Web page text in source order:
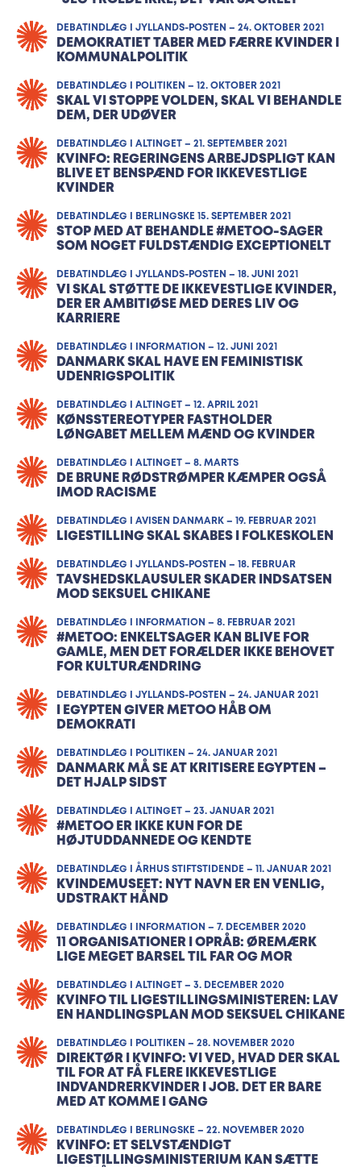
DEBATINDLÆG I JYLLANDS-POSTEN – 24. OKTOBER 2021
DEMOKRATIET TABER MED FÆRRE KVINDER I
KOMMUNALPOLITIK
DEBATINDLÆG I POLITIKEN – 12. OKTOBER 2021
SKAL VI STOPPE VOLDEN, SKAL VI BEHANDLE
DEM, DER UDØVER
DEBATINDLÆG I ALTINGET – 21. SEPTEMBER 2021
KVINFO: REGERINGENS ARBEJDSPLIGT KAN
BLIVE ET BENSPÆND FOR IKKEVESTLIGE
KVINDER
DEBATINDLÆG I BERLINGSKE 15. SEPTEMBER 2021
STOP MED AT BEHANDLE #METOO-SAGER
SOM NOGET FULDSTÆNDIG EXCEPTIONELT
DEBATINDLÆG I JYLLANDS-POSTEN – 18. JUNI 2021
VI SKAL STØTTE DE IKKEVESTLIGE KVINDER,
DER ER AMBITIØSE MED DERES LIV OG
KARRIERE
DEBATINDLÆG I INFORMATION – 12. JUNI 2021
DANMARK SKAL HAVE EN FEMINISTISK
UDENRIGSPOLITIK
DEBATINDLÆG I ALTINGET – 12. APRIL 2021
KØNSSTEREOTYPER FASTHOLDER
LØNGABET MELLEM MÆND OG KVINDER
DEBATINDLÆG I ALTINGET – 8. MARTS
DE BRUNE RØDSTRØMPER KÆMPER OGSÅ
IMOD RACISME
DEBATINDLÆG I AVISEN DANMARK – 19. FEBRUAR 2021
LIGESTILLING SKAL SKABES I FOLKESKOLEN
DEBATINDLÆG I JYLLANDS-POSTEN – 18. FEBRUAR
TAVSHEDSKLAUSULER SKADER INDSATSEN
MOD SEKSUEL CHIKANE
DEBATINDLÆG I INFORMATION – 8. FEBRUAR 2021
#METOO: ENKELTSAGER KAN BLIVE FOR
GAMLE, MEN DET FORÆLDER IKKE BEHOVET
FOR KULTURÆNDRING
DEBATINDLÆG I JYLLANDS-POSTEN – 24. JANUAR 2021
I EGYPTEN GIVER METOO HÅB OM
DEMOKRATI
DEBATINDLÆG I POLITIKEN – 24. JANUAR 2021
DANMARK MÅ SE AT KRITISERE EGYPTEN –
DET HJALP SIDST
DEBATINDLÆG I ALTINGET – 23. JANUAR 2021
#METOO ER IKKE KUN FOR DE
HØJTUDDANNEDE OG KENDTE
DEBATINDLÆG I ÅRHUS STIFTSTIDENDE – 11. JANUAR 2021
KVINDEMUSEET: NYT NAVN ER EN VENLIG,
UDSTRAKT HÅND
DEBATINDLÆG I INFORMATION – 7. DECEMBER 2020
11 ORGANISATIONER I OPRÅB: ØREMÆRK
LIGE MEGET BARSEL TIL FAR OG MOR
DEBATINDLÆG I ALTINGET – 3. DECEMBER 2020
KVINFO TIL LIGESTILLINGSMINISTEREN: LAV
EN HANDLINGSPLAN MOD SEKSUEL CHIKANE
DEBATINDLÆG I POLITIKEN – 28. NOVEMBER 2020
DIREKTØR I KVINFO: VI VED, HVAD DER SKAL
TIL FOR AT FÅ FLERE IKKEVESTLIGE
INDVANDRERKVINDER I JOB. DET ER BARE
MED AT KOMME I GANG
DEBATINDLÆG I BERLINGSKE – 22. NOVEMBER 2020
KVINFO: ET SELVSTÆNDIGT
LIGESTILLINGSMINISTERIUM KAN SÆTTE